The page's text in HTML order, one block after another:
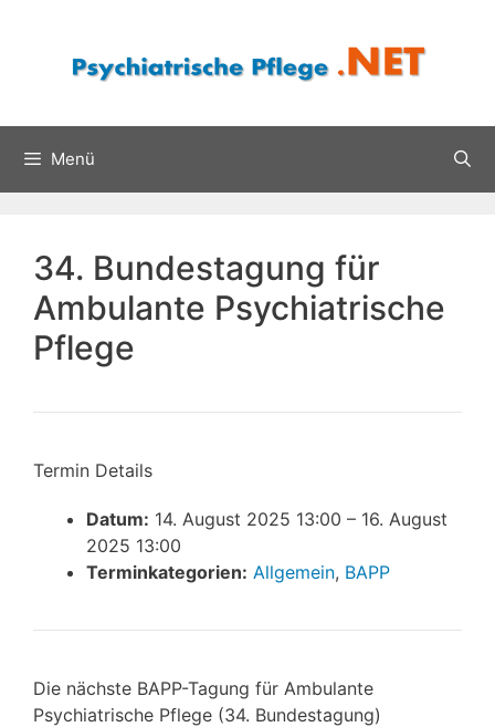
Menü
34. Bundestagung für
Ambulante Psychiatrische
Pflege
Termin Details
Datum: 14. August 2025 13:00 – 16. August
2025 13:00
Terminkategorien: Allgemein, BAPP
Die nächste BAPP-Tagung für Ambulante
Psychiatrische Pflege (34. Bundestagung)